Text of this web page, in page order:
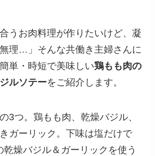
合うお肉料理が作りたいけど、凝
理…」そんな共働き主婦さんに
単・時短で美味しい鶏もも肉の
ルソテーをご紹介します。
3つ。鶏もも肉、乾燥バジル、
ガーリック。下味は塩だけで
乾燥バジル＆ガーリックを使う